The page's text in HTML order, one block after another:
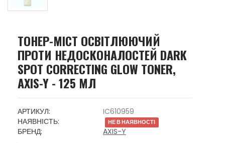
ТОНЕР-МІСТ ОСВІТЛЮЮЧИЙ
ПРОТИ НЕДОСКОНАЛОСТЕЙ DARK
SPOT CORRECTING GLOW TONER,
AXIS-Y - 125 МЛ
АРТИКУЛ:
IC610959
НАЯВНІСТЬ:
НЕ В НАЯВНОСТІ
БРЕНД: AXIS-Y